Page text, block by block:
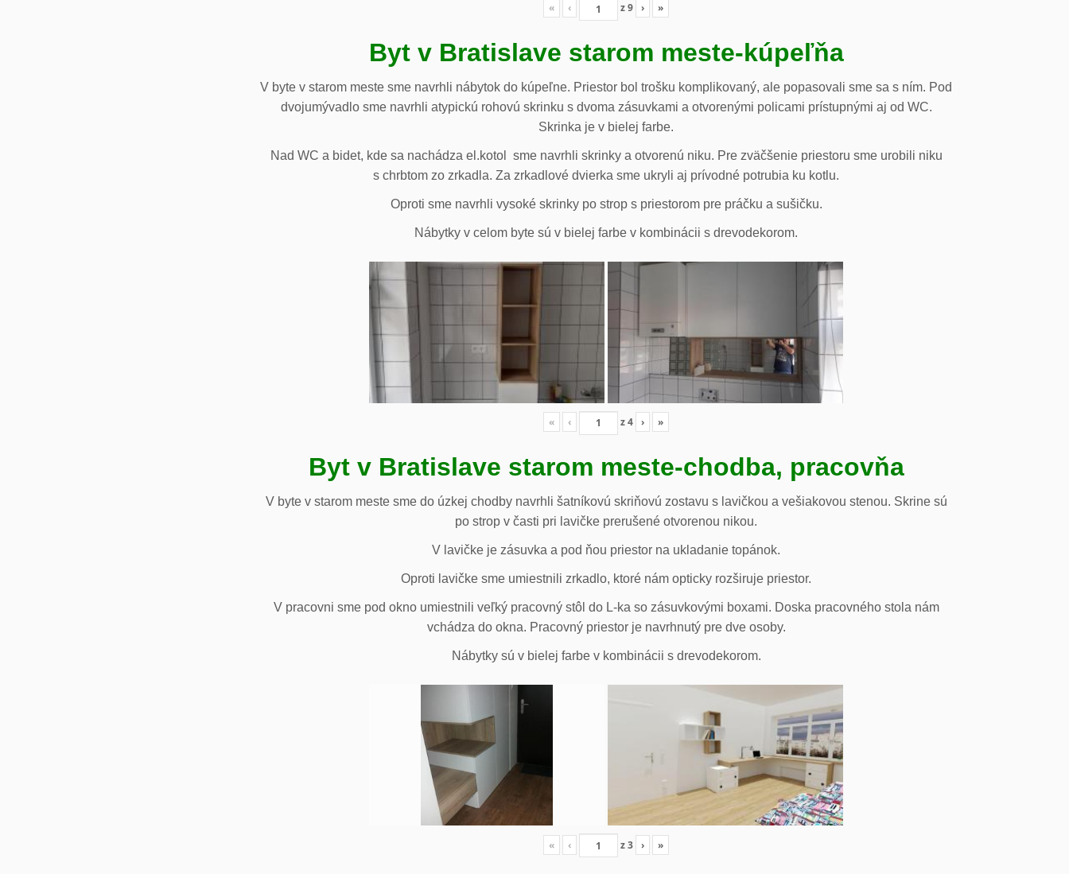
« ‹ z9 › »
Byt v Bratislave starom meste-kúpeľňa
V byte v starom meste sme navrhli nábytok do kúpeľne. Priestor bol trošku komplikovaný, ale popasovali sme sa s ním. Pod
dvojumývadlo sme navrhli atypickú rohovú skrinku s dvoma zásuvkami a otvorenými policami prístupnými aj od WC.
Skrinka je v bielej farbe.
Nad WC a bidet, kde sa nachádza el.kotol sme navrhli skrinky a otvorenú niku. Pre zväčšenie priestoru sme urobili niku
s chrbtom zo zrkadla. Za zrkadlové dvierka sme ukryli aj prívodné potrubia ku kotlu.
Oproti sme navrhli vysoké skrinky po strop s priestorom pre práčku a sušičku.
Nábytky v celom byte sú v bielej farbe v kombinácii s drevodekorom.
« ‹ z4 › »
Byt v Bratislave starom meste-chodba, pracovňa
V byte v starom meste sme do úzkej chodby navrhli šatníkovú skriňovú zostavu s lavičkou a vešiakovou stenou. Skrine sú
po strop v časti pri lavičke prerušené otvorenou nikou.
V lavičke je zásuvka a pod ňou priestor na ukladanie topánok.
Oproti lavičke sme umiestnili zrkadlo, ktoré nám opticky rozširuje priestor.
V pracovni sme pod okno umiestnili veľký pracovný stôl do L-ka so zásuvkovými boxami. Doska pracovného stola nám
vchádza do okna. Pracovný priestor je navrhnutý pre dve osoby.
Nábytky sú v bielej farbe v kombinácii s drevodekorom.
« ‹ z3 › »